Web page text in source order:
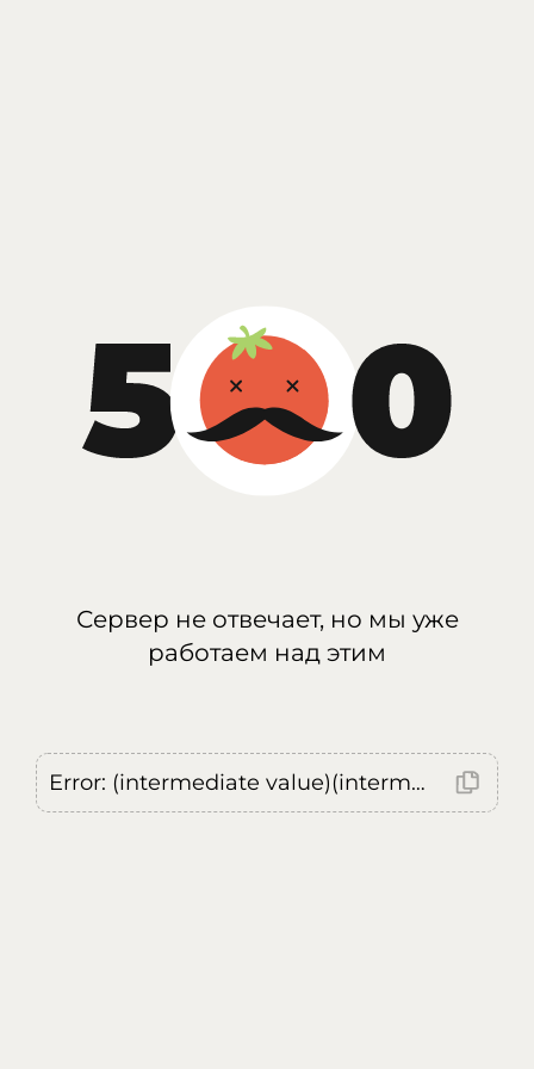
Сервер не отвечает, но мы уже
работаем над этим
Error: (intermediate value)(intermediate value)(intermediate value).replaceAll is not a function